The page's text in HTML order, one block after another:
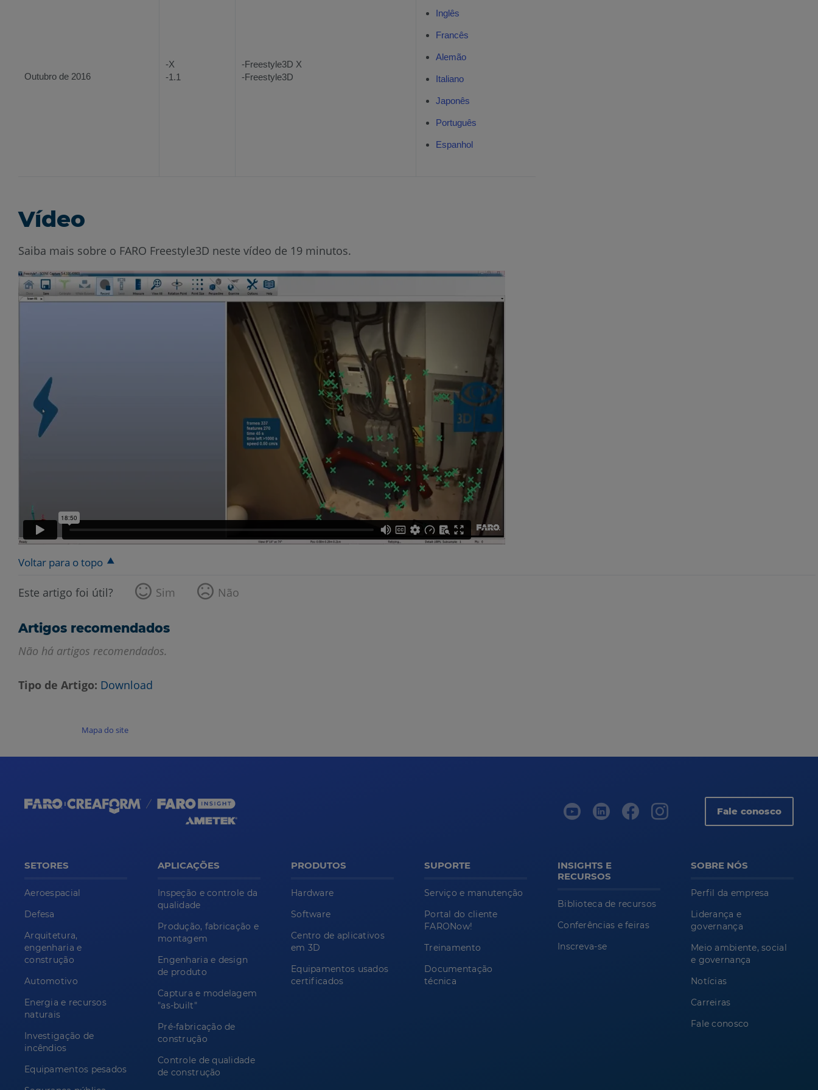
Outubro de 2016
-X
-1.1
-Freestyle3D X
-Freestyle3D
Inglês
Francês
Alemão
Italiano
Japonês
Português
Espanhol
Vídeo
Saiba mais sobre o FARO Freestyle3D neste vídeo de 19 minutos.
Voltar para o topo
Este artigo foi útil? Sim Não
Artigos recomendados
Não há artigos recomendados.
Tipo de Artigo Download
Mapa do site
Fale conosco
SETORES
Aeroespacial
Defesa
Arquitetura,
engenharia e
construção
Automotivo
Energia e recursos
naturais
Investigação de
incêndios
Equipamentos pesados
APLICAÇÕES
Inspeção e controle da
qualidade
Produção, fabricação e
montagem
Engenharia e design
de produto
Captura e modelagem
"as-built"
Pré-fabricação de
construção
Controle de qualidade
de construção
PRODUTOS
Hardware
Software
Centro de aplicativos
em 3D
Equipamentos usados
certificados
SUPORTE
Serviço e manutenção
Portal do cliente
FARONow!
Treinamento
Documentação
técnica
INSIGHTS E
RECURSOS
Biblioteca de recursos
Conferências e feiras
Inscreva-se
SOBRE NÓS
Perfil da empresa
Liderança e
governança
Meio ambiente, social
e governança
Notícias
Carreiras
Fale conosco